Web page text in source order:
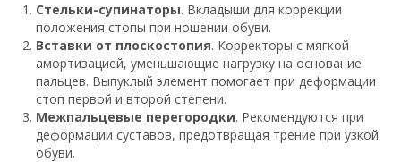
Стельки-супинаторы. Вкладыши для коррекции
положения стопы при ношении обуви.
Вставки от плоскостопия. Корректоры с мягкой
амортизацией, уменьшающие нагрузку на основание
пальцев. Выпуклый элемент помогает при деформации
стоп первой и второй степени.
Межпальцевые перегородки. Рекомендуются при
деформации суставов, предотвращая трение при узкой
обуви.